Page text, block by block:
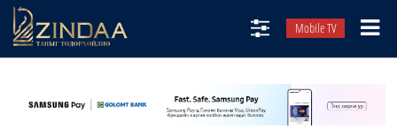
Mobile TV
ТВ8